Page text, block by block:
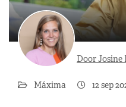
Door
Máxima 12 sep